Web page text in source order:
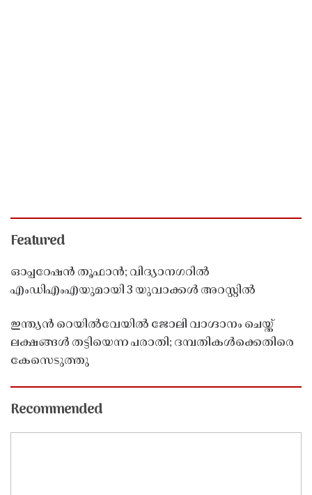
Featured
ഓപ്പറേഷൻ തൂഫാൻ; വിദ്യാനഗറിൽ
എംഡിഎംഎയുമായി 3 യുവാക്കൾ അറസ്റ്റിൽ
ഇന്ത്യൻ റെയിൽവേയിൽ ജോലി വാഗ്ദാനം ചെയ്ത്
ലക്ഷങ്ങൾ തട്ടിയെന്ന പരാതി; ദമ്പതികൾക്കെതിരെ
കേസെടുത്തു
Recommended